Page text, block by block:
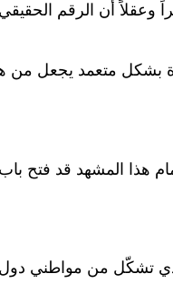
وعقلاً أن الرقم
بشكل متعمد يجعل من
هذا المشهد قد فتح
تشكّل من مواطني